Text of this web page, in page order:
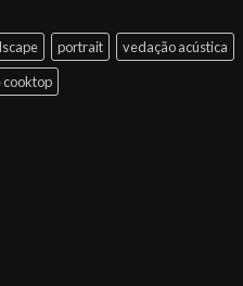
portrait
vedação acústica
cooktop